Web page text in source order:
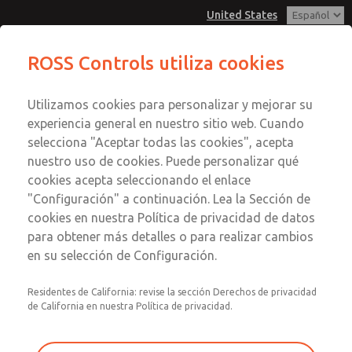
United States
Cuenta
Ver Carrito de Compra
Registrarse
Inscribirse
Serie MD3
MD353MDE9C2YN
Enviar esta página por correo
electrónico
Servicio al Cliente
1-800-GET-ROSS
Servicio Tecnico
1-888-TEK-ROSS
ROSS Controls utiliza cookies
Utilizamos cookies para personalizar y mejorar su
experiencia general en nuestro sitio web. Cuando
selecciona "Aceptar todas las cookies", acepta
nuestro uso de cookies. Puede personalizar qué
cookies acepta seleccionando el enlace
"Configuración" a continuación. Lea la Sección de
cookies en nuestra Política de privacidad de datos
para obtener más detalles o para realizar cambios
en su selección de Configuración.
Residentes de California: revise la sección Derechos de privacidad
de California en nuestra Política de privacidad.